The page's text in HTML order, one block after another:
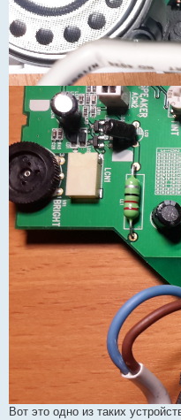
Вот это одно из таких